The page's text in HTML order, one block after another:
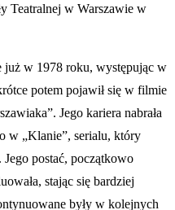
Teatralnej w Warszawie w
już w 1978 roku, występując w
potem pojawił się w filmie
Jego kariera nabrała
w „Klanie”, serialu, który
postać, początkowo
stając się bardziej
były w kolejnych